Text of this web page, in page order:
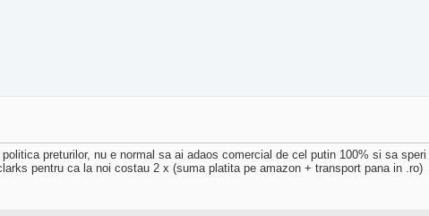
preturilor, nu e normal sa ai adaos comercial de cel putin 100% si sa
pentru ca la noi costau 2 x (suma platita pe amazon + transport pana in .ro)